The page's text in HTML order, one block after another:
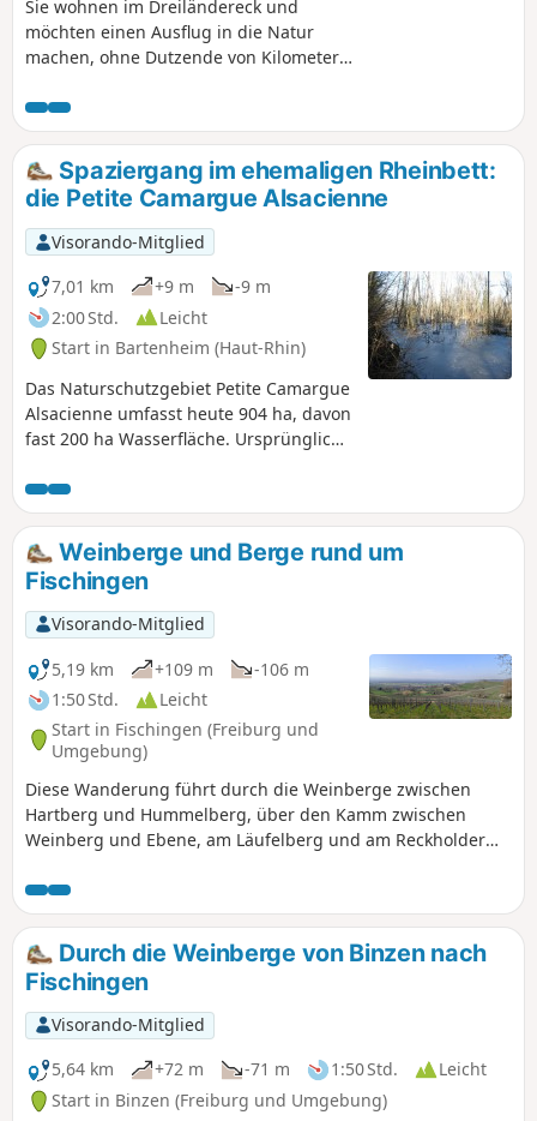
Sie wohnen im Dreiländereck und
möchten einen Ausflug in die Natur
machen, ohne Dutzende von Kilometern
die Petite Camargue, um frische Luft zu
schnappen und zahlreiche Vogel- und
Pflanzenarten in einem sehr gut
erhaltenen Gebiet zu beobachten. Wenn
Sie das hübsche Dorf Rosenau
verlassen, werden Sie kaum glauben
können, dass Sie sich nur 4 Kilometer
Luftlinie vom Flughafen entfernt
befinden.
Spaziergang im ehemaligen Rheinbett:
die Petite Camargue Alsacienne
Visorando-Mitglied
7,01 km
+9 m
-9 m
2:00 Std.
Leicht
Start in Bartenheim (Haut-Rhin)
Das Naturschutzgebiet Petite Camargue
Alsacienne umfasst heute 904 ha, davon
fast 200 ha Wasserfläche. Ursprünglich
rund um die Gebäude der kaiserlichen
Fischzucht (1852). Hier, im wilden
Herzen der Feuchtwüste der Au, kann
man auf einigen der schönsten
Wanderwege dank des Grundwassers
die außergewöhnliche Fauna und Flora
dieser Sumpflandschaft entdecken.
Weinberge und Berge rund um
Fischingen
Visorando-Mitglied
5,19 km
+109 m
-106 m
1:50 Std.
Leicht
Start in Fischingen (Freiburg und
Umgebung)
Diese Wanderung führt durch die Weinberge zwischen
Hartberg und Hummelberg, über den Kamm zwischen
Weinberg und Ebene, am Läufelberg und am Reckholder
Essen im Gasthaus Fünfschilling. Schöne Ausblicke auf der
Strecke in Richtung Elsass, Jura und Schwarzwald.
Durch die Weinberge von Binzen nach
Fischingen
Visorando-Mitglied
5,64 km
+72 m -71 m 1:50 Std.
Leicht
Start in Binzen (Freiburg und Umgebung)